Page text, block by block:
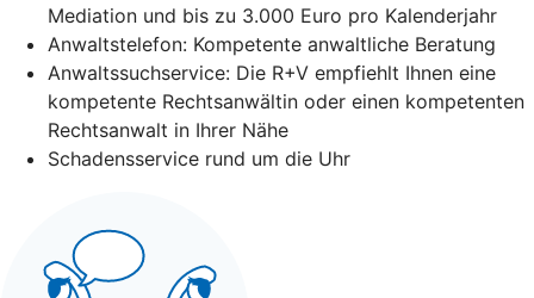
Mediation und bis zu 3.000 Euro pro Kalenderjahr
Anwaltstelefon: Kompetente anwaltliche Beratung
Anwaltssuchservice: Die R+V empfiehlt Ihnen eine
kompetente Rechtsanwältin oder einen kompetenten
Rechtsanwalt in Ihrer Nähe
Schadensservice rund um die Uhr